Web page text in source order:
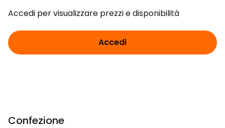
Accedi per visualizzare prezzi e disponibilità
Accedi
Confezione